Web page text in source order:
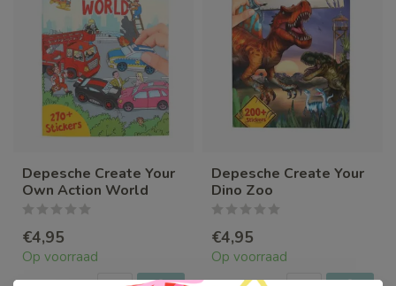
Depesche Create Your
Own Action World
€4,95
Op voorraad
Depesche Create Your
Dino Zoo
€4,95
Op voorraad